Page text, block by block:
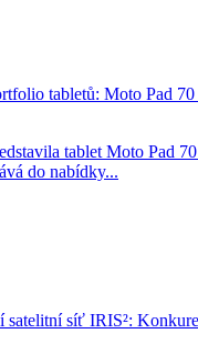
tabletů: Moto Pad
tablet Moto Pad
do nabídky...
satelitní síť IRIS²: